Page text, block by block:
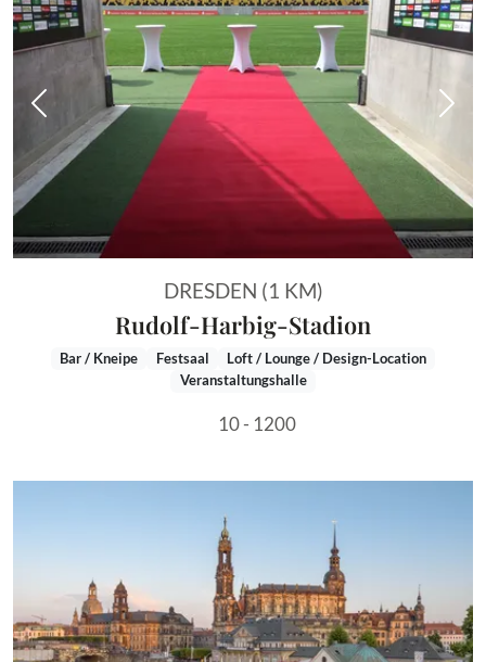
Vorheriges Bild
DRESDEN (1 KM)
Rudolf-Harbig-Stadion
Bar / Kneipe Festsaal
Loft / Lounge / Design-Location
Veranstaltungshalle
10 - 1200